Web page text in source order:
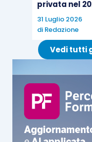
privata nel
31 Luglio 2026
di Redazione
Vedi tutti